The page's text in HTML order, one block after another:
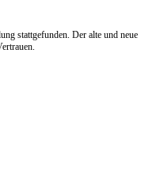
stattgefunden. Der alte und neue